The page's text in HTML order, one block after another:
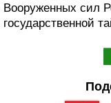
Вооруженных сил
государственной